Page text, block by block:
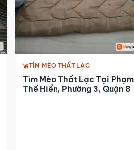
TÌM MÈO THẤT LẠC
Tìm Mèo Thất Lạc Tại Phạm
Thế Hiển, Phường 3, Quận 8